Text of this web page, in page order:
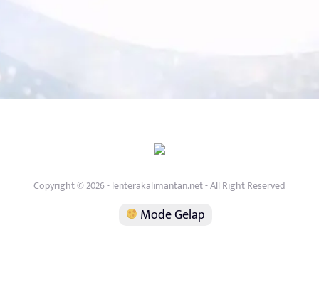
Copyright © 2026 - lenterakalimantan.net - All Right Reserved
Mode Gelap